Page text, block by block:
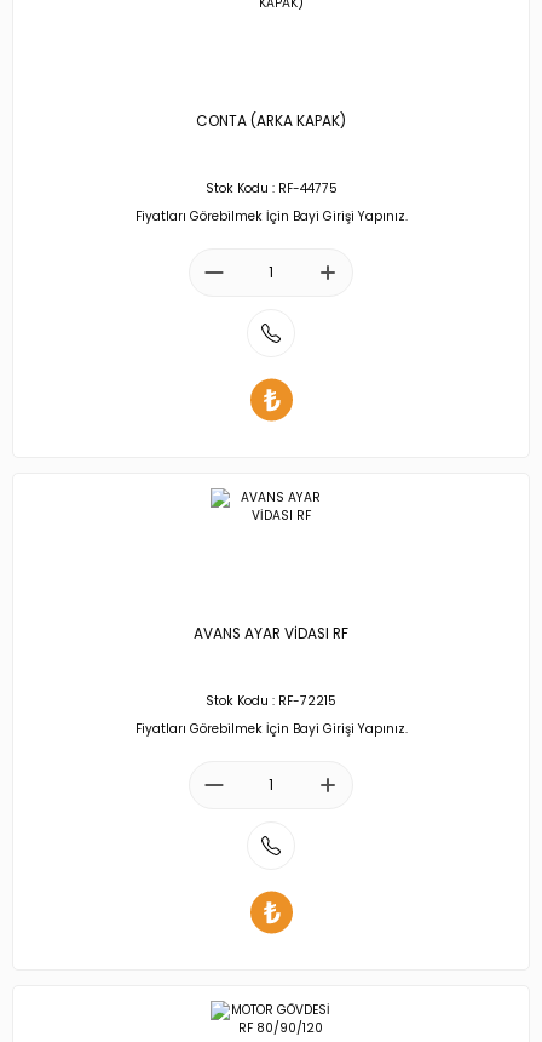
CONTA (ARKA KAPAK)
Stok Kodu : RF-44775
Fiyatları Görebilmek İçin Bayi Girişi Yapınız.
AVANS AYAR VİDASI RF
Stok Kodu : RF-72215
Fiyatları Görebilmek İçin Bayi Girişi Yapınız.